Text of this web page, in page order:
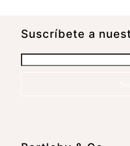
Suscrí­bete a